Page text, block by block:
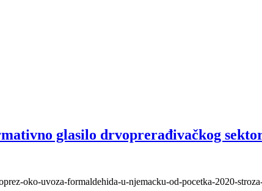
glasilo drvoprerađivačkog
oko-uvoza-formaldehida-u-njemacku-od-pocetka-2020-